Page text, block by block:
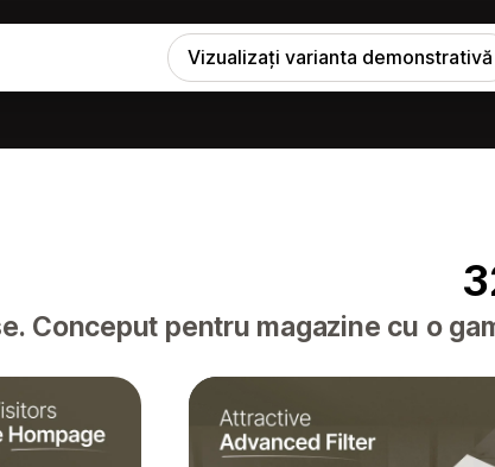
Vizualizați varianta demonstrativă
Conceput pentru magazine cu o